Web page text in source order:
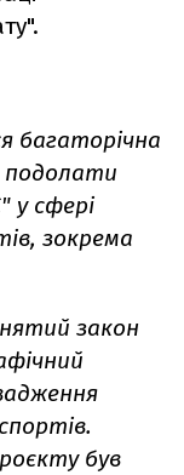
багаторічна
подолати
у сфері
зокрема
закон
був